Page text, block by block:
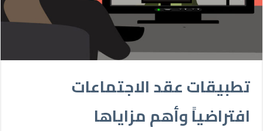
تطبيقات عقد الاجتماعات
افتراضياً وأهم مزاياها